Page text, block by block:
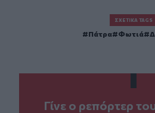
ΣΧΕΤΙΚΆ TAGS
Πάτρα Φωτιά
Γίνε ο ρεπόρτερ